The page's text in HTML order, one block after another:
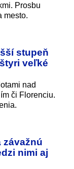
Prosbu
mesto.
stupeň
veľké
nad
či Florenciu.
závažnú
nimi aj